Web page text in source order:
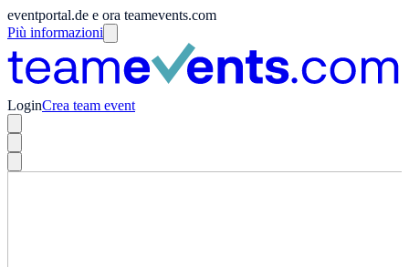
eventportal.de e ora teamevents.com
Più informazioni
LoginCrea team event